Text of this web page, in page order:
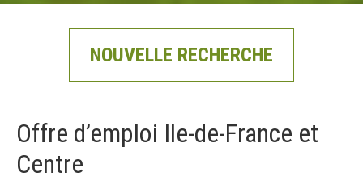
NOUVELLE RECHERCHE
Offre d’emploi Ile-de-France et
Centre